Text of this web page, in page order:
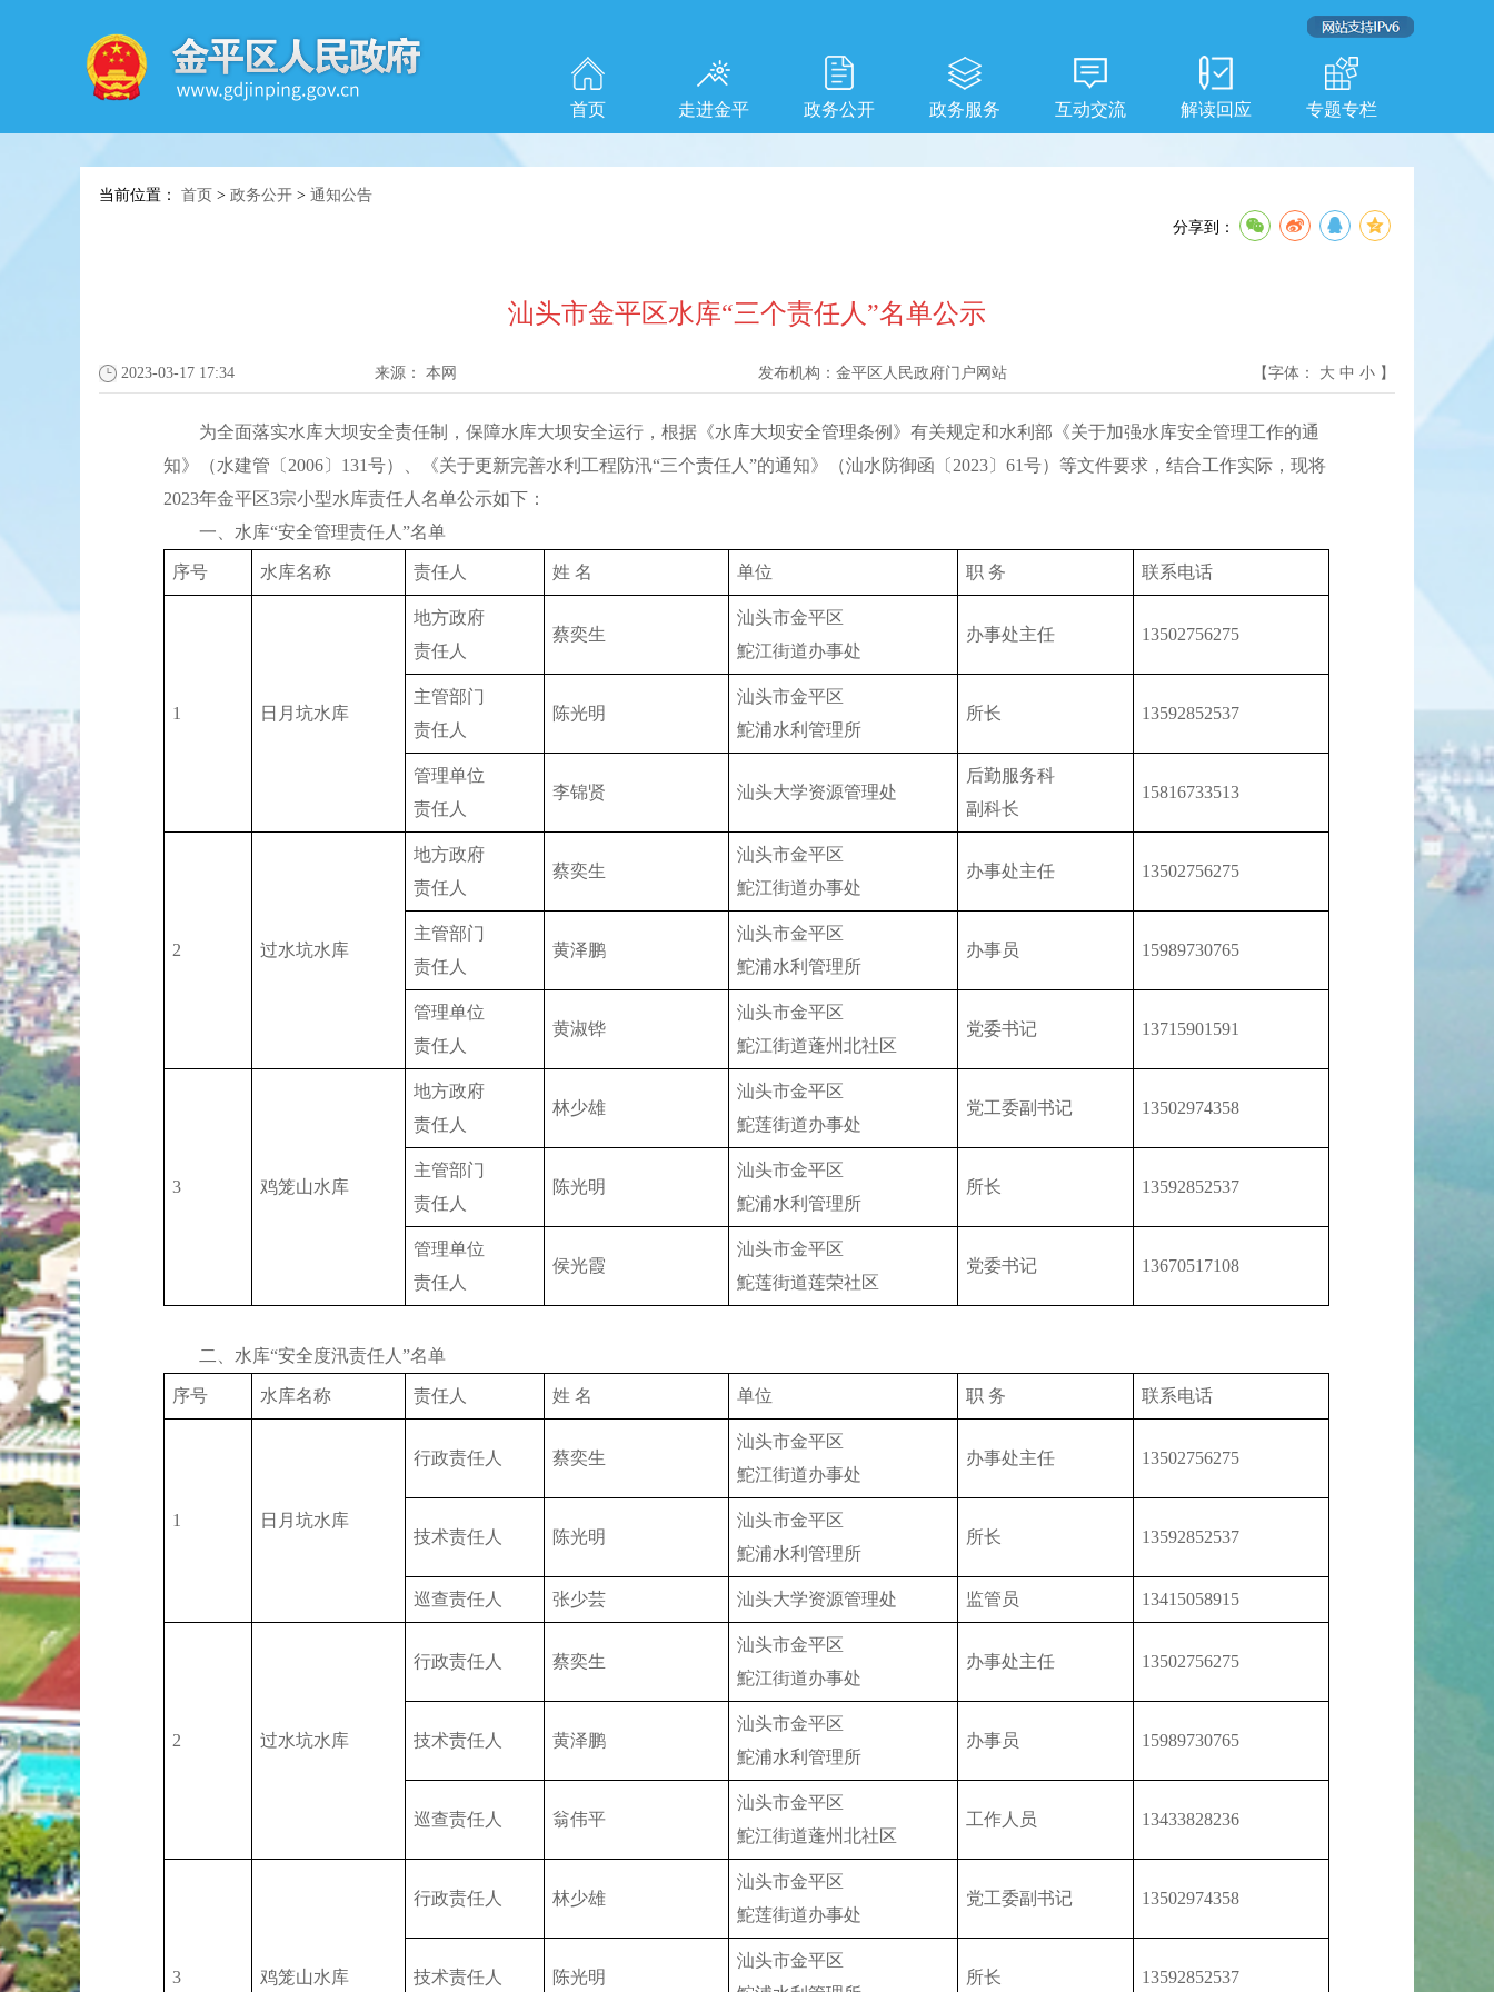
首页 走进金平 政务公开 政务服务 互动交流 解读回应 专题专栏
当前位置： 首页 > 政务公开 > 通知公告
分享到：
汕头市金平区水库“三个责任人”名单公示
2023-03-17 17:34 来源： 本网 发布机构： 金平区人民政府门户网站 【字体： 大 中 小 】
为全面落实水库大坝安全责任制，保障水库大坝安全运行，根据《水库大坝安全管理条例》有关规定和水利部《关于加强水库安全管理工作的通
知》（水建管〔2006〕131号）、《关于更新完善水利工程防汛“三个责任人”的通知》（汕水防御函〔2023〕61号）等文件要求，结合工作实际，现将
2023年金平区3宗小型水库责任人名单公示如下：
一、水库“安全管理责任人”名单
序号 水库名称 责任人 姓 名 单位 职 务 联系电话
1 日月坑水库
地方政府
责任人
蔡奕生
汕头市金平区
鮀江街道办事处
办事处主任 13502756275
主管部门
责任人
陈光明
汕头市金平区
鮀浦水利管理所
所长 13592852537
管理单位
责任人
李锦贤 汕头大学资源管理处
后勤服务科
副科长
15816733513
2 过水坑水库
地方政府
责任人
蔡奕生
汕头市金平区
鮀江街道办事处
办事处主任 13502756275
主管部门
责任人
黄泽鹏
汕头市金平区
鮀浦水利管理所
办事员 15989730765
管理单位
责任人
黄淑铧
汕头市金平区
鮀江街道蓬州北社区
党委书记 13715901591
3 鸡笼山水库
地方政府
责任人
林少雄
汕头市金平区
鮀莲街道办事处
党工委副书记 13502974358
主管部门
责任人
陈光明
汕头市金平区
鮀浦水利管理所
所长 13592852537
管理单位
责任人
侯光霞
汕头市金平区
鮀莲街道莲荣社区
党委书记 13670517108
二、水库“安全度汛责任人”名单
序号 水库名称 责任人 姓 名 单位 职 务 联系电话
1 日月坑水库
行政责任人 蔡奕生
汕头市金平区
鮀江街道办事处
办事处主任 13502756275
技术责任人 陈光明
汕头市金平区
鮀浦水利管理所
所长 13592852537
巡查责任人 张少芸 汕头大学资源管理处 监管员 13415058915
2 过水坑水库
行政责任人 蔡奕生
汕头市金平区
鮀江街道办事处
办事处主任 13502756275
技术责任人 黄泽鹏
汕头市金平区
鮀浦水利管理所
办事员 15989730765
巡查责任人 翁伟平
汕头市金平区
鮀江街道蓬州北社区
工作人员 13433828236
3 鸡笼山水库
行政责任人 林少雄
汕头市金平区
鮀莲街道办事处
党工委副书记 13502974358
技术责任人 陈光明
汕头市金平区
所长 13592852537